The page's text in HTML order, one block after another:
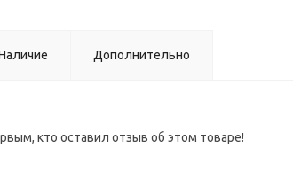
Дополнительно
кто оставил отзыв об этом товаре!